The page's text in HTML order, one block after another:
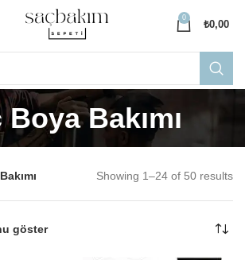
0
₺0,00
Boya Bakımı
Showing 1–24 of 50 results
göster